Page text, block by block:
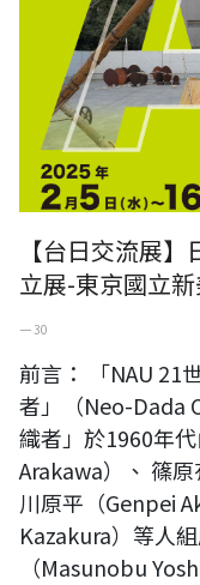
【台日交流展
立展-東京國立
一 30
前言： 「NAU 21
者」（Neo-Dada
織者」於1960年
Arakawa）、 篠
川原平（Genpei
Kazakura）等人
（Masunobu